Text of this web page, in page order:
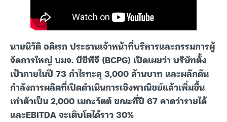
นายนิวัติ อดิเรก ประธานเจ้าหน้าที่บริหารและกรรมการผู้
จัดการใหญ่ บมจ. บีซีพีจี (BCPG) เปิดเผยว่า บริษัทตั้ง
เป้าภายในปี 73 กำไรทะลุ 3,000 ล้านบาท และผลักดัน
กำลังการผลิตที่เปิดดำเนินการเชิงพาณิชย์แล้วเพิ่มขึ้น
เท่าตัวเป็น 2,000 เมกะวัตต์ ขณะที่ปี 67 คาดว่ารายได้
และEBITDA จะเติบโตได้ราว 30%